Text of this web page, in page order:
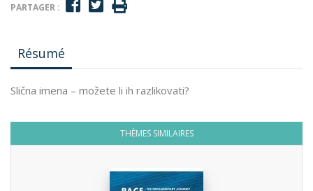
PARTAGER :
Résumé
Slična imena – možete li ih razlikovati?
THÈMES SIMILAIRES